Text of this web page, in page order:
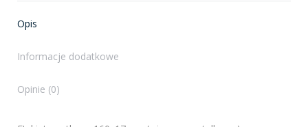
Opis
Informacje dodatkowe
Opinie (0)